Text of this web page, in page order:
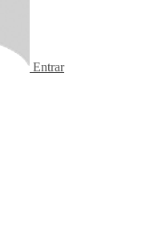
Entrar